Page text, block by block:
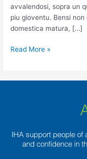
avvalendosi, sopra un
piu gioventu. Bensi
domestica matura, […]
Milf
Read More »
IHA support people of
and confidence in